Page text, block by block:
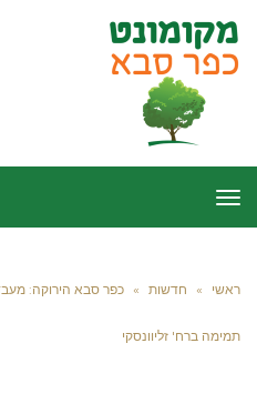
תפריט
ראשי » חדשות » כפר סבא הירוקה:
תמימה ברח' זליוונסקי